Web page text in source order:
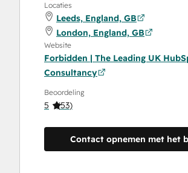
Locaties
Leeds, England, GB
London, England, GB
Website
Forbidden | The Leading UK
Consultancy
Beoordeling
5 (53)
Contact opnemen met het